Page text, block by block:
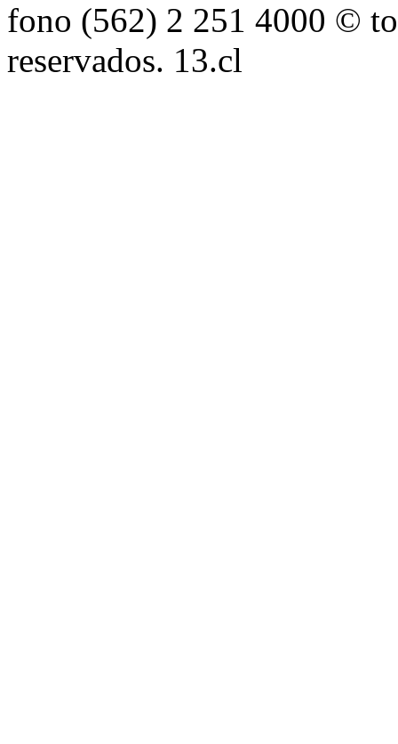
fono (562) 2 251 4000 ©
reservados. 13.cl